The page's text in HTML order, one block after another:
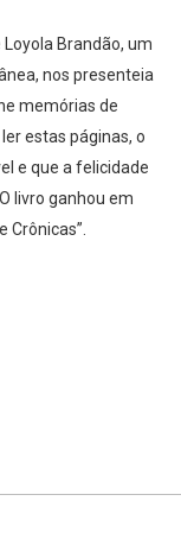
Brandão, um
nos presenteia
memórias de
estas páginas, o
e que a felicidade
livro ganhou em
Crônicas”.